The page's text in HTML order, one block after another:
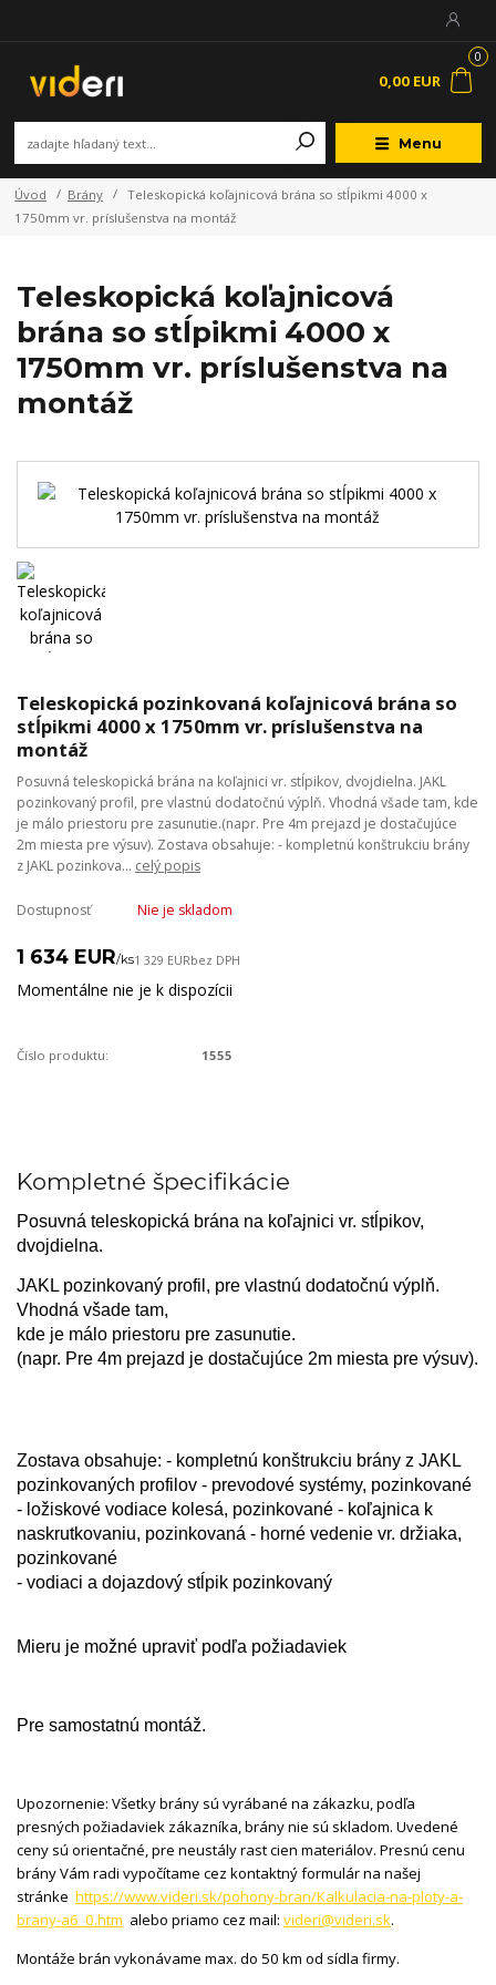
Menu
0
0,00 EUR
Úvod Brány
Teleskopická koľajnicová brána so stĺpikmi 4000 x
1750mm vr. príslušenstva na montáž
Teleskopická koľajnicová
brána so stĺpikmi 4000 x
1750mm vr. príslušenstva na
montáž
Teleskopická pozinkovaná koľajnicová brána so
stĺpikmi 4000 x 1750mm vr. príslušenstva na
montáž
Posuvná teleskopická brána na koľajnici vr. stĺpikov, dvojdielna. JAKL
pozinkovaný profil, pre vlastnú dodatočnú výplň. Vhodná všade tam, kde
je málo priestoru pre zasunutie.(napr. Pre 4m prejazd je dostačujúce
2m miesta pre výsuv). Zostava obsahuje: - kompletnú konštrukciu brány
z JAKL pozinkova... celý popis
Dostupnosť Nie je skladom
1 634 EUR/ks1 329 EURbez DPH
Momentálne nie je k dispozícii
Číslo produktu: 1555
Kompletné špecifikácie
Posuvná teleskopická brána na koľajnici vr. stĺpikov,
dvojdielna.
JAKL pozinkovaný profil, pre vlastnú dodatočnú výplň.
Vhodná všade tam,
kde je málo priestoru pre zasunutie.
(napr. Pre 4m prejazd je dostačujúce 2m miesta pre výsuv).
Zostava obsahuje: - kompletnú konštrukciu brány z JAKL
pozinkovaných profilov - prevodové systémy, pozinkované
- ložiskové vodiace kolesá, pozinkované - koľajnica k
naskrutkovaniu, pozinkovaná - horné vedenie vr. držiaka,
pozinkované
- vodiaci a dojazdový stĺpik pozinkovaný
Mieru je možné upraviť podľa požiadaviek
Pre samostatnú montáž.
Upozornenie: Všetky brány sú vyrábané na zákazku, podľa
presných požiadaviek zákazníka, brány nie sú skladom. Uvedené
ceny sú orientačné, pre neustály rast cien materiálov. Presnú cenu
brány Vám radi vypočítame cez kontaktný formulár na našej
stránke https://www.videri.sk/pohony-bran/Kalkulacia-na-ploty-a-
brany-a6_0.htm alebo priamo cez mail: videri@videri.sk.
Montáže brán vykonávame max. do 50 km od sídla firmy.